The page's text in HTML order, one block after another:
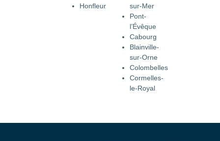
Honfleur
sur-Mer
Pont-
l’Évêque
Cabourg
Blainville-
sur-Orne
Colombelles
Cormelles-
le-Royal